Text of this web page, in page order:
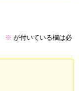
※ が付いている欄は必